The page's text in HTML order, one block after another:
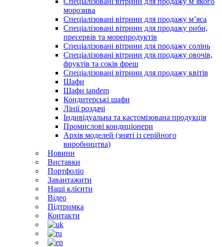
морозива
Спеціалізовані вітрини для продажу м’яса
Спеціалізовані вітрини для продажу риби,
пресервів та морепродуктів
Спеціалізовані вітрини для продажу солінь
Спеціалізовані вітрини для продажу овочів,
фруктів та соків фреш
Спеціалізовані вітрини для продажу квітів
Шафи
Шафи tandem
Кондитерські шафи
Лінії роздачі
Індивідуальна та кастомізована продукція
Промислові кондиціонери
Архів моделей (зняті із серійного
виробництва)
Новини
Виставки
Портфоліо
Завантажити
Наші клієнти
Відео
Підтримка
Контакти